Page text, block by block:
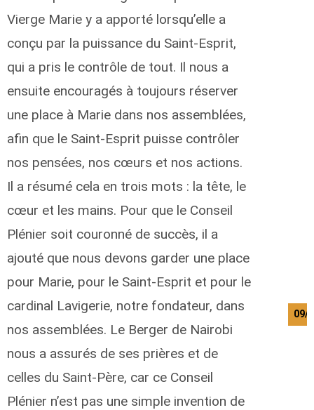
Vierge Marie y a apporté lorsqu’elle a
conçu par la puissance du Saint-Esprit,
qui a pris le contrôle de tout. Il nous a
ensuite encouragés à toujours réserver
une place à Marie dans nos assemblées,
afin que le Saint-Esprit puisse contrôler
nos pensées, nos cœurs et nos actions.
Il a résumé cela en trois mots : la tête, le
cœur et les mains. Pour que le Conseil
Plénier soit couronné de succès, il a
ajouté que nous devons garder une place
pour Marie, pour le Saint-Esprit et pour le
cardinal Lavigerie, notre fondateur, dans
nos assemblées. Le Berger de Nairobi
nous a assurés de ses prières et de
celles du Saint-Père, car ce Conseil
Plénier n’est pas une simple invention de
09/